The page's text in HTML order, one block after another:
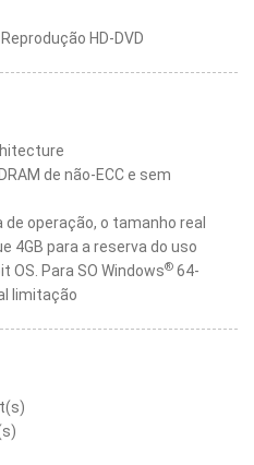
HD-DVD
de não-ECC e sem
operação, o tamanho real
4GB para a reserva do uso
OS. Para SO Windows® 64-
limitação